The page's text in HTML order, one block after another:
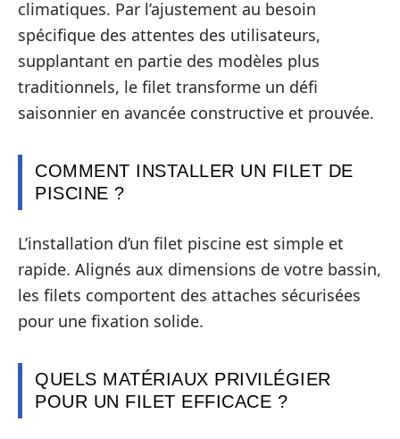
climatiques. Par l’ajustement au besoin
spécifique des attentes des utilisateurs,
supplantant en partie des modèles plus
traditionnels, le filet transforme un défi
saisonnier en avancée constructive et prouvée.
COMMENT INSTALLER UN FILET DE
PISCINE ?
L’installation d’un filet piscine est simple et
rapide. Alignés aux dimensions de votre bassin,
les filets comportent des attaches sécurisées
pour une fixation solide.
QUELS MATÉRIAUX PRIVILÉGIER
POUR UN FILET EFFICACE ?